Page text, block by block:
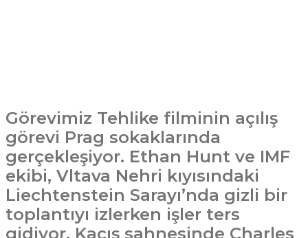
Görevimiz Tehlike filminin açılış
görevi Prag sokaklarında
gerçekleşiyor. Ethan Hunt ve IMF
ekibi, Vltava Nehri kıyısındaki
Liechtenstein Sarayı’nda gizli bir
toplantıyı izlerken işler ters
gidiyor. Kaçış sahnesinde Charles